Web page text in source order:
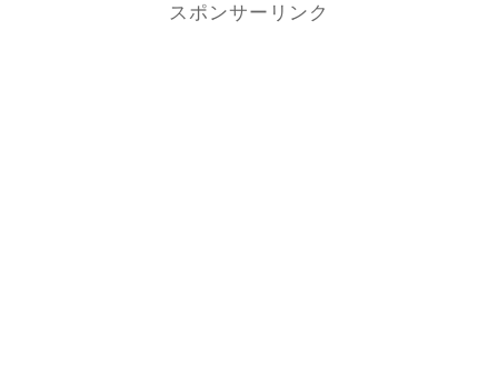
スポンサーリンク